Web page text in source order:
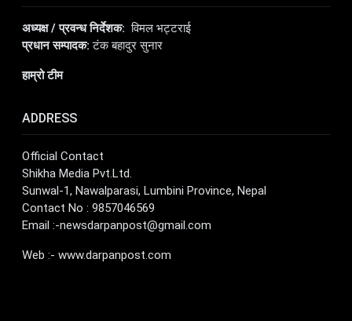
अध्यक्ष / प्रवन्ध निर्देशक:विमल भट्टराई
प्रधान सम्पादक:टंक बहादुर सुनार
हाम्रो टीम
ADDRESS
Official Contact
Shikha Media Pvt.Ltd.
Sunwal-1, Nawalparasi, Lumbini Province, Nepal
Contact No : 9857046569
Email :-newsdarpanpost@gmail.com
Web :- www.darpanpost.com